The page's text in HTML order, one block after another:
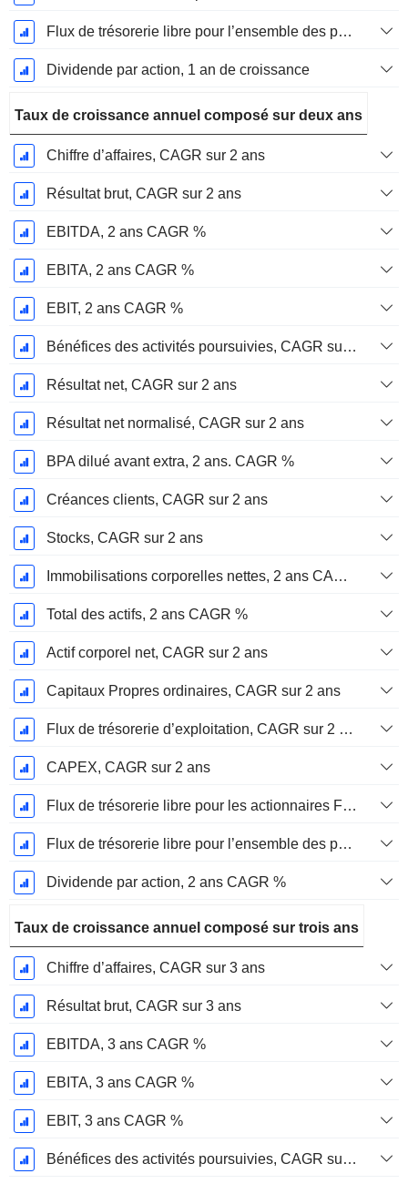
Flux de trésorerie libre pour l’ensemble des pourvoyeurs de fonds (créanciers et actionnaires) FCFF, Croissance 1 an
Dividende par action, 1 an de croissance
Taux de croissance annuel composé sur deux ans
Chiffre d’affaires, CAGR sur 2 ans
Résultat brut, CAGR sur 2 ans
EBITDA, 2 ans CAGR %
EBITA, 2 ans CAGR %
EBIT, 2 ans CAGR %
Bénéfices des activités poursuivies, CAGR sur 2 ans
Résultat net, CAGR sur 2 ans
Résultat net normalisé, CAGR sur 2 ans
BPA dilué avant extra, 2 ans. CAGR %
Créances clients, CAGR sur 2 ans
Stocks, CAGR sur 2 ans
Immobilisations corporelles nettes, 2 ans CAGR %
Total des actifs, 2 ans CAGR %
Actif corporel net, CAGR sur 2 ans
Capitaux Propres ordinaires, CAGR sur 2 ans
Flux de trésorerie d’exploitation, CAGR sur 2 ans
CAPEX, CAGR sur 2 ans
Flux de trésorerie libre pour les actionnaires FCFE, CAGR sur 2 ans
Flux de trésorerie libre pour l’ensemble des pourvoyeurs de fonds (créanciers et actionnaires) FCFF, CAGR sur 2 ans
Dividende par action, 2 ans CAGR %
Taux de croissance annuel composé sur trois ans
Chiffre d’affaires, CAGR sur 3 ans
Résultat brut, CAGR sur 3 ans
EBITDA, 3 ans CAGR %
EBITA, 3 ans CAGR %
EBIT, 3 ans CAGR %
Bénéfices des activités poursuivies, CAGR sur 3 ans